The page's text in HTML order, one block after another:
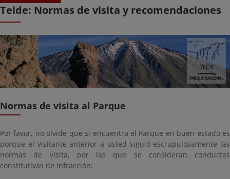
Teide: Normas de visita y recomendaciones
Normas de visita al Parque
Por favor, no olvide que si encuentra el Parque en buen estado es
porque el visitante anterior a usted siguió escrupulosamente las
normas de visita, por las que se consideran conductas
constitutivas de infracción: